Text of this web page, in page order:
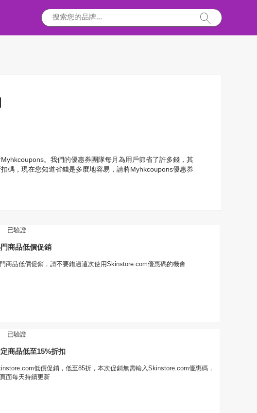
。我們的優惠券團隊每月為用戶節省了許多錢，其
碼，現在您知道省錢是多麼地容易，請將Myhkcoupons優惠券
已驗證
商品低價促銷
商品低價促銷，請不要錯過這次使用Skinstore.com優惠碼的機會
已驗證
商品低至15%折扣
低價促銷，低至85折，本次促銷無需輸入Skinstore.com優惠碼，
面每天持續更新